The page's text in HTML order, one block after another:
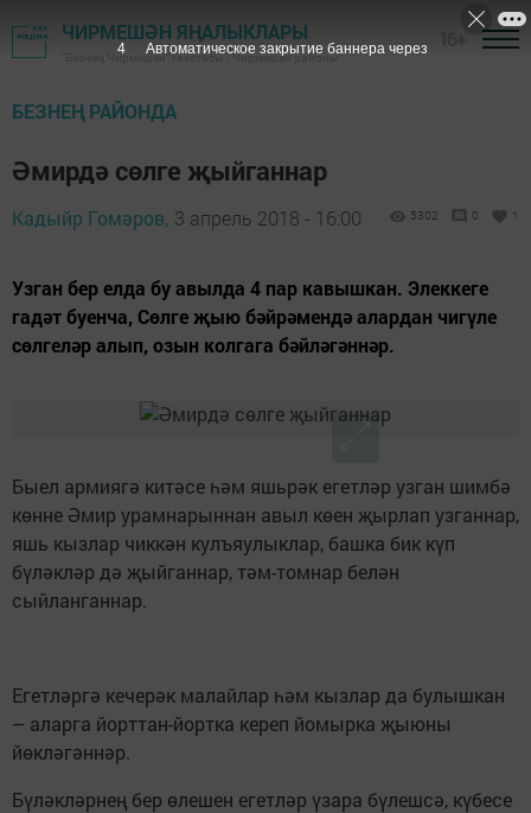
ЧИРМЕШӘН ЯҢАЛЫКЛАРЫ
"Безнең Чирмешән" газетасы - Чирмешән районы
БЕЗНЕҢ РАЙОНДА
Әмирдә сөлге җыйганнар
Кадыйр Гомәров, 3 апрель 2018 - 16:00 5302 0 1
Узган бер елда бу авылда 4 пар кавышкан. Элеккеге
гадәт буенча, Сөлге җыю бәйрәмендә алардан чигүле
сөлгеләр алып, озын колгага бәйләгәннәр.
Быел армиягә китәсе һәм яшьрәк егетләр узган шимбә
көнне Әмир урамнарыннан авыл көен җырлап узганнар,
яшь кызлар чиккән кулъяулыклар, башка бик күп
бүләкләр дә җыйганнар, тәм-томнар белән
сыйланганнар.
Егетләргә кечерәк малайлар һәм кызлар да булышкан
– аларга йорттан-йортка кереп йомырка җыюны
йөкләгәннәр.
Бүләкләрнең бер өлешен егетләр үзара бүлешсә, күбесе
3 Автоматическое закрытие баннера через